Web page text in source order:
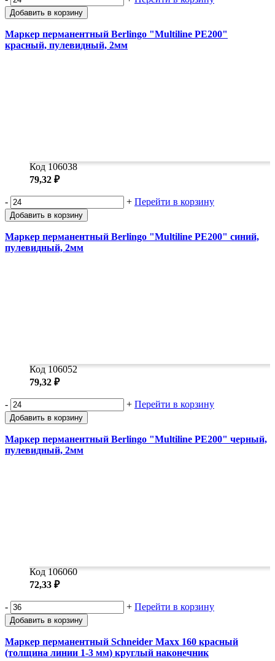
Добавить в корзину
Маркер перманентный Berlingo "Multiline PE200"
красный, пулевидный, 2мм
Код 106038
79,32 ₽
- + Перейти в корзину
Добавить в корзину
Маркер перманентный Berlingo "Multiline PE200" синий,
пулевидный, 2мм
Код 106052
79,32 ₽
- + Перейти в корзину
Добавить в корзину
Маркер перманентный Berlingo "Multiline PE200" черный,
пулевидный, 2мм
Код 106060
72,33 ₽
- + Перейти в корзину
Добавить в корзину
Маркер перманентный Schneider Maxx 160 красный
(толщина линии 1-3 мм) круглый наконечник